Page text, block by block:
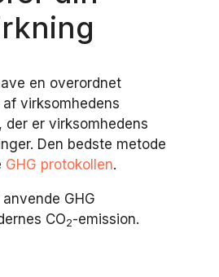
en overordnet
virksomhedens
er virksomhedens
Den bedste metode
GHG protokollen.
anvende GHG
CO2-emission.